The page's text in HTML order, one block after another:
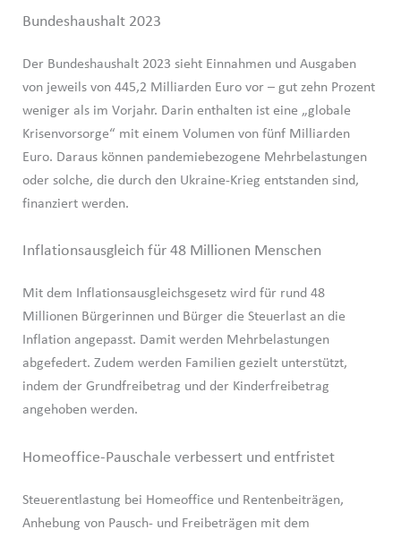
Bundeshaushalt 2023
Der Bundeshaushalt 2023 sieht Einnahmen und Ausgaben
von jeweils von 445,2 Milliarden Euro vor – gut zehn Prozent
weniger als im Vorjahr. Darin enthalten ist eine „globale
Krisenvorsorge“ mit einem Volumen von fünf Milliarden
Euro. Daraus können pandemiebezogene Mehrbelastungen
oder solche, die durch den Ukraine-Krieg entstanden sind,
finanziert werden.
Inflationsausgleich für 48 Millionen Menschen
Mit dem Inflationsausgleichsgesetz wird für rund 48
Millionen Bürgerinnen und Bürger die Steuerlast an die
Inflation angepasst. Damit werden Mehrbelastungen
abgefedert. Zudem werden Familien gezielt unterstützt,
indem der Grundfreibetrag und der Kinderfreibetrag
angehoben werden.
Homeoffice-Pauschale verbessert und entfristet
Steuerentlastung bei Homeoffice und Rentenbeiträgen,
Anhebung von Pausch- und Freibeträgen mit dem